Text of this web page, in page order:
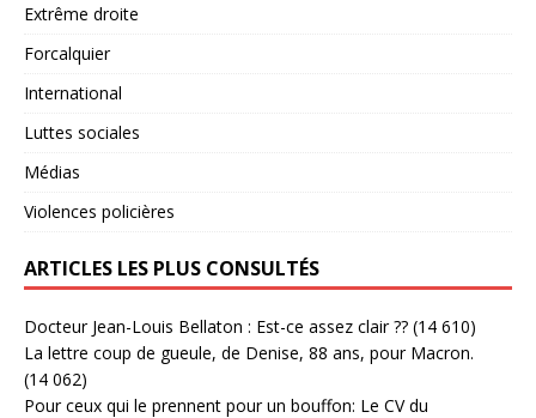
Extrême droite
Forcalquier
International
Luttes sociales
Médias
Violences policières
ARTICLES LES PLUS CONSULTÉS
Docteur Jean-Louis Bellaton : Est-ce assez clair ?? (14 610)
La lettre coup de gueule, de Denise, 88 ans, pour Macron.
(14 062)
Pour ceux qui le prennent pour un bouffon: Le CV du